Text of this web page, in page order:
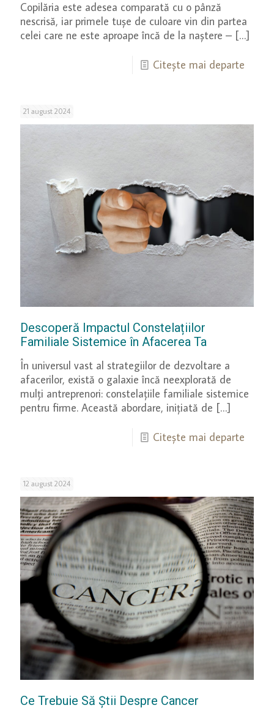
Copilăria este adesea comparată cu o pânză
nescrisă, iar primele tușe de culoare vin din partea
celei care ne este aproape încă de la naștere – […]
Citește mai departe
21 august 2024
Descoperă Impactul Constelațiilor
Familiale Sistemice în Afacerea Ta
În universul vast al strategiilor de dezvoltare a
afacerilor, există o galaxie încă neexplorată de
mulți antreprenori: constelațiile familiale sistemice
pentru firme. Această abordare, inițiată de […]
Citește mai departe
12 august 2024
Ce Trebuie Să Știi Despre Cancer